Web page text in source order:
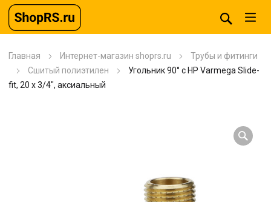
Главная Интернет-магазин shoprs.ru
Трубы и фитинги
Сшитый полиэтилен
Угольник 90° с НР Varmega Slide-
fit, 20 x 3/4″, аксиальный